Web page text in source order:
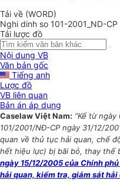
Tải về (WORD)
Nghi dinh so 101-2001_ND-
Tải lược đồ
Nội dung VB
Văn bản gốc
Tiếng anh
Lược đồ
VB liên quan
Bản án áp dụng
Caselaw Việt Nam: “Kể từ
101/2001/NĐ-CP ngày 31/12/
quan về thủ tục hải quan, chế
hết hiệu lực) bị bãi bỏ, thay thế
ngày 15/12/2005 của Chính
hải quan, kiểm tra, giám sát